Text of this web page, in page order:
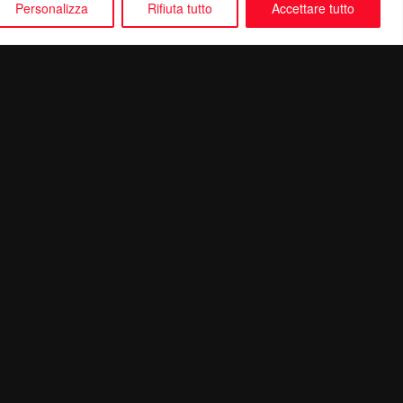
Personalizza Rifiuta tutto Accettare tutto